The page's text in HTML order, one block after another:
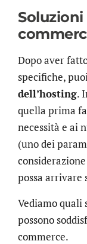
Dopo aver
specifiche,
dell’hosting.
quella prima
necessità e ai
(uno dei
possa arrivare
Vediamo quali
possono
commerce.